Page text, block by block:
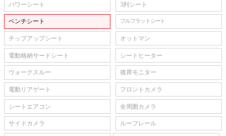
パワーシート 3列シート
ベンチシート フルフラットシート
チップアップシート オットマン
電動格納サードシート シートヒーター
ウォークスルー 後席モニター
電動リアゲート フロントカメラ
シートエアコン 全周囲カメラ
サイドカメラ ルーフレール